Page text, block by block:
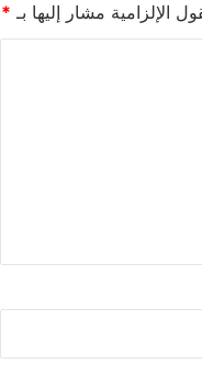
الإلزامية مشار إليها بـ *